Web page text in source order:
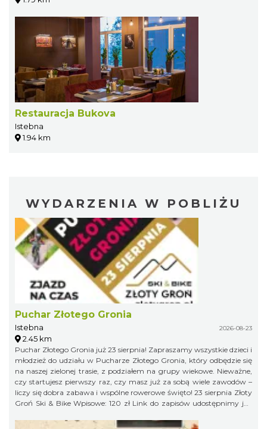
Restauracja Bukova
Istebna
1.94 km
WYDARZENIA W POBLIŻU
Puchar Złotego Gronia
Istebna 2026-08-23
2.45 km
Puchar Złotego Gronia już 23 sierpnia! Zapraszamy wszystkie dzieci i
młodzież do udziału w Pucharze Złotego Gronia, który odbędzie się
na naszej zielonej trasie, z podziałem na grupy wiekowe. Nieważne,
czy startujesz pierwszy raz, czy masz już za sobą wiele zawodów –
liczy się dobra zabawa i wspólne rowerowe święto! 23 sierpnia Złoty
Groń Ski & Bike Wpisowe: 120 zł Link do zapisów udostępnimy już